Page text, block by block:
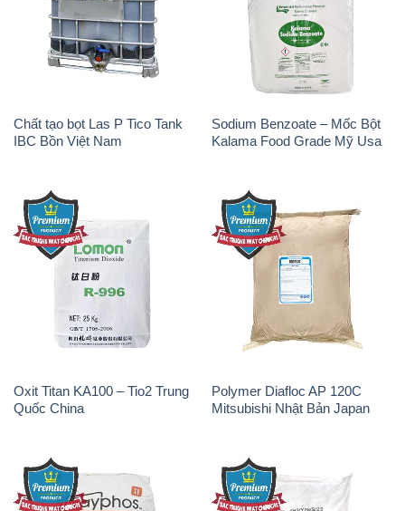
Chất tạo bọt Las P Tico Tank
IBC Bồn Việt Nam
Sodium Benzoate – Mốc Bột
Kalama Food Grade Mỹ Usa
Oxit Titan KA100 – Tio2 Trung
Polymer Diafloc AP 120C
Mitsubishi Nhật Bản Japan